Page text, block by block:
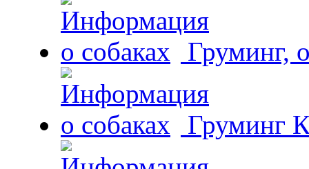
Груминг,
Груминг